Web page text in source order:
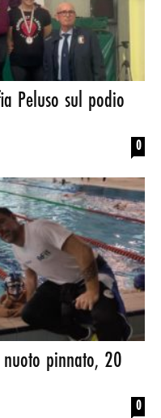
Peluso sul podio
0
pinnato, 20
0